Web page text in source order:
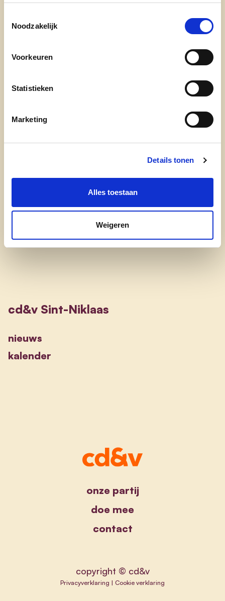
Noodzakelijk
Voorkeuren
Statistieken
Marketing
Details tonen
Alles toestaan
Weigeren
Wat doet zij:
° Lid Provinciale partijraad
Sinaai een veilige en zorgzame plaats te
maken.
cd&v Sint-Niklaas
nieuws
kalender
onze partij
doe mee
contact
copyright © cd&v
Privacyverklaring | Cookie verklaring